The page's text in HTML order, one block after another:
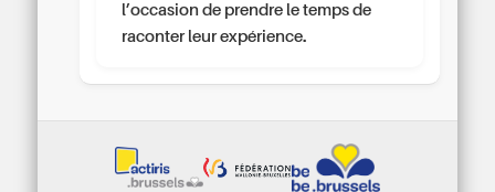
l’occasion de prendre le temps de
raconter leur expérience.